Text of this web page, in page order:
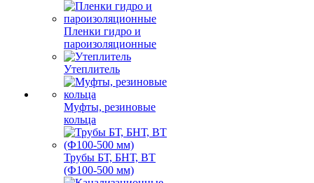
Пленки гидро и
пароизоляционные
Утеплитель
Муфты, резиновые
кольца
Трубы БТ, БНТ, ВТ
(Ф100-500 мм)